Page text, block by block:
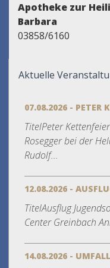
Apotheke zur
Barbara
03858/6160
Aktuelle
07.08.2026 - PETER
TitelPeter
Rosegger bei der
Rudolf...
12.08.2026 -
TitelAusflug
Center Greinbach
14.08.2026 -